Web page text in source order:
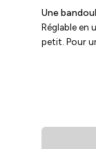
Une
Réglable en
petit. Pour